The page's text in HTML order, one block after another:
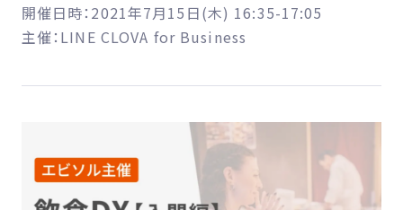
開催日時：2021年7月15日(木) 16:35-17:05
主催：LINE CLOVA for Business